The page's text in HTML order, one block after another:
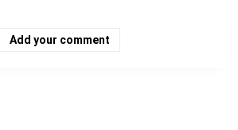
Add your comment